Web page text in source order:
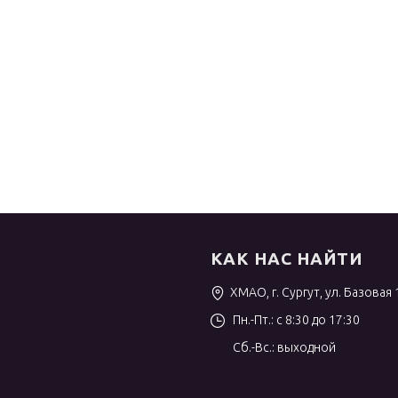
КАК НАС НАЙТИ
ХМАО, г. Сургут, ул. Базовая
Пн.-Пт.: с 8:30 до 17:30
Сб.-Вс.: выходной